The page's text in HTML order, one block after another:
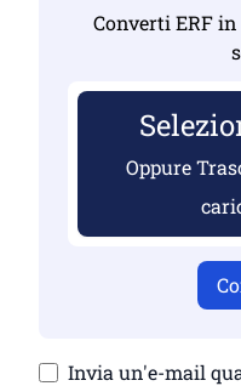
Converti ERF
Oppure
Invia un'e-mail